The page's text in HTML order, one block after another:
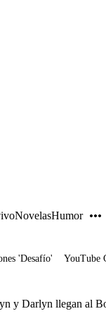
NovelasHumor
'Desafío' YouTube
y Darlyn llegan al